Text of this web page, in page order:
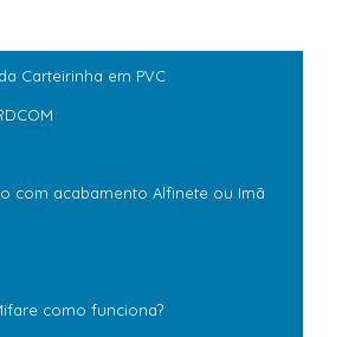
Carteirinha em PVC
com acabamento Alfinete ou Imã
como funciona?